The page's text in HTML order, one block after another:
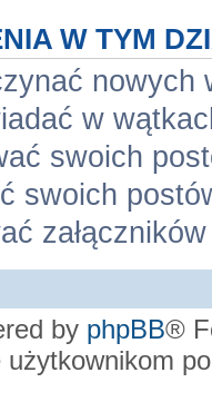
W TYM
nowych
w
swoich
swoich
załączników
by phpBB®
użytkownikom